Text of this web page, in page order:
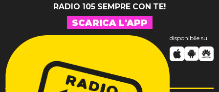
RADIO 105 SEMPRE CON TE!
SCARICA L'APP
disponibile su